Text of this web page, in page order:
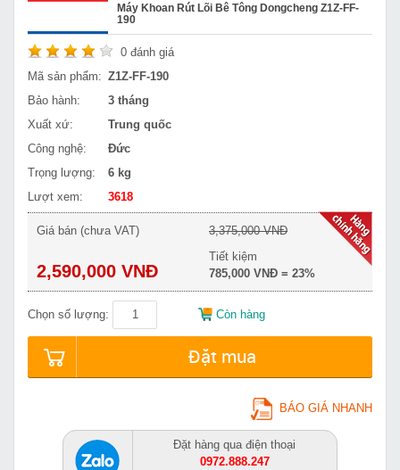
Máy Khoan Rút Lõi Bê Tông Dongcheng Z1Z-FF-
190
0 đánh giá
Mã sản phẩm: Z1Z-FF-190
Bảo hành:
3 tháng
Xuất xứ:
Trung quốc
Công nghệ:
Đức
Trọng lượng:
6 kg
Lượt xem:
3618
Giá bán (chưa VAT)
2,590,000 VNĐ
3,375,000 VNĐ
Tiết kiệm
785,000 VNĐ = 23%
Chọn số lượng: Còn hàng
Đặt mua
BÁO GIÁ NHANH
Đặt hàng qua điện thoại
0972.888.247